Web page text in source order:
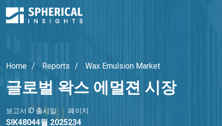
Home Reports Wax Emulsion Market
글로벌 왁스 에멀젼 시장
보고서 ID
SIK4804
출시일
4월 2025
페이지
234